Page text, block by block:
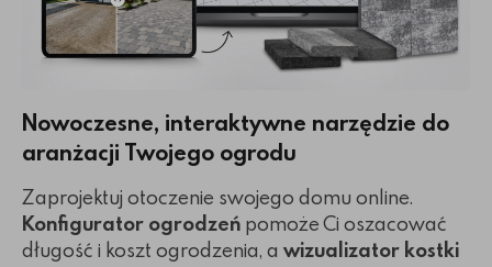
Nowoczesne, interaktywne narzędzie do
aranżacji Twojego ogrodu
Zaprojektuj otoczenie swojego domu online.
Konfigurator ogrodzeń pomoże Ci oszacować
długość i koszt ogrodzenia, a wizualizator kostki